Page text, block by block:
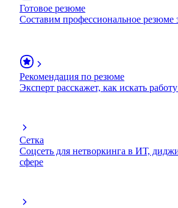
Готовое резюме
Составим профессиональное резюме
Рекомендация по резюме
Эксперт расскажет, как искать
Сетка
Соцсеть для нетворкинга в ИТ,
сфере